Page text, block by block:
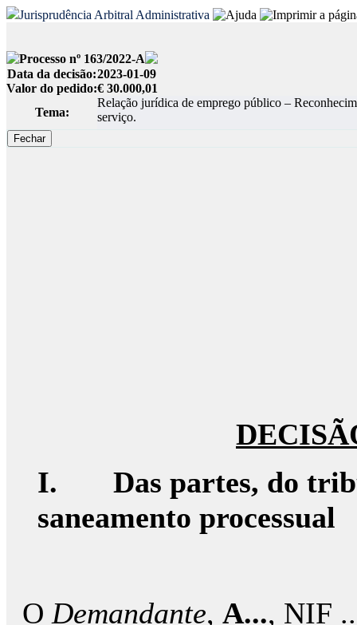
Jurisprudência Arbitral Administrativa
Processo nº 163/2022-A
Data da decisão:2023-01-09
Valor do pedido:€ 30.000,01
Tema:
Relação jurídica de emprego público –
serviço.
I. Das partes, do
saneamento processual
O Demandante, A..., NIF